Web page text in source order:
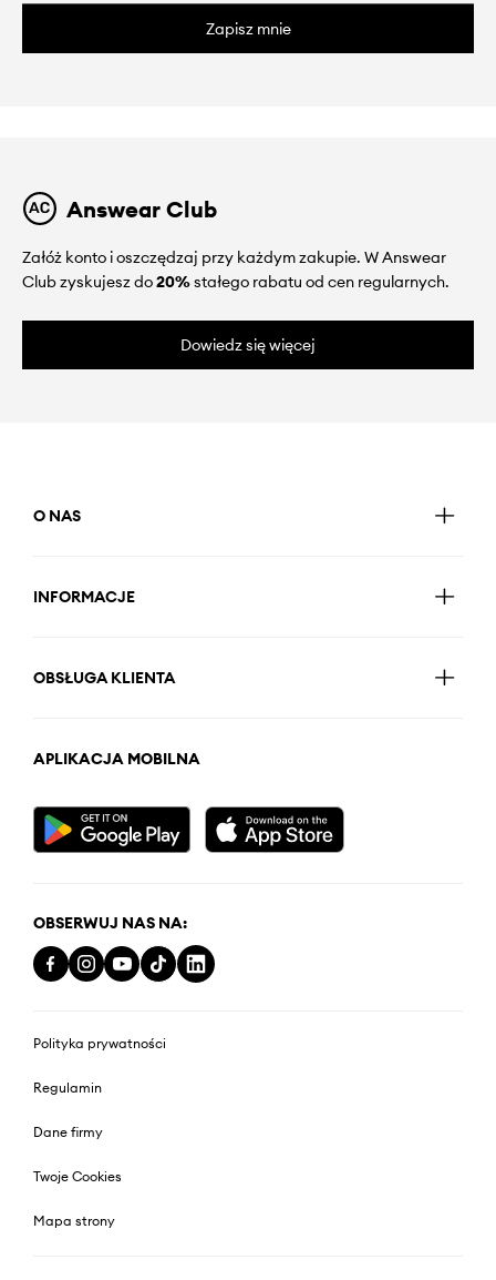
Zapisz mnie
Answear Club
Załóż konto i oszczędzaj przy każdym zakupie. W Answear
Club zyskujesz do20%stałego rabatu od cen regularnych.
Dowiedz się więcej
O NAS
INFORMACJE
OBSŁUGA KLIENTA
APLIKACJA MOBILNA
OBSERWUJ NAS NA:
Polityka prywatności
Regulamin
Dane firmy
Twoje Cookies
Mapa strony